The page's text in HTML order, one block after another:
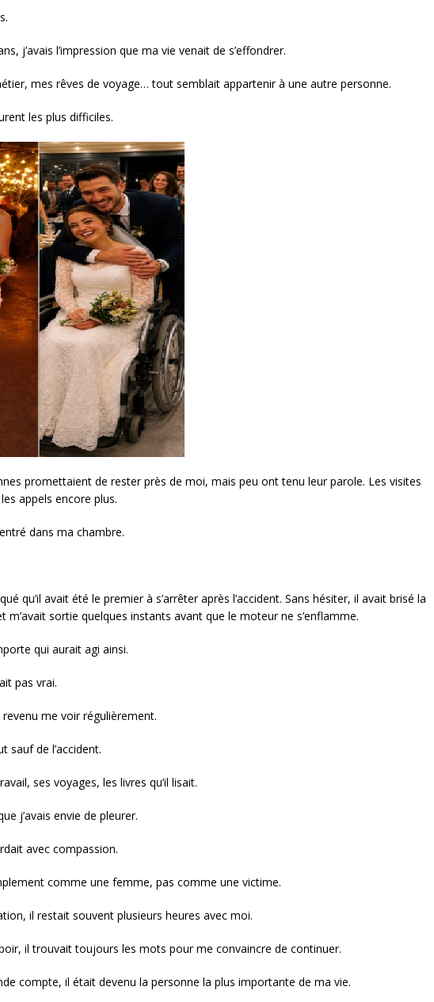
j’avais l’impression que ma vie venait de s’effondrer.
mes rêves de voyage… tout semblait appartenir à une autre personne.
les plus difficiles.
promettaient de rester près de moi, mais peu ont tenu leur parole. Les visites
appels encore plus.
dans ma chambre.
qu’il avait été le premier à s’arrêter après l’accident. Sans hésiter, il avait brisé la
m’avait sortie quelques instants avant que le moteur ne s’enflamme.
qui aurait agi ainsi.
pas vrai.
revenu me voir régulièrement.
sauf de l’accident.
ses voyages, les livres qu’il lisait.
j’avais envie de pleurer.
avec compassion.
comme une femme, pas comme une victime.
il restait souvent plusieurs heures avec moi.
il trouvait toujours les mots pour me convaincre de continuer.
compte, il était devenu la personne la plus importante de ma vie.